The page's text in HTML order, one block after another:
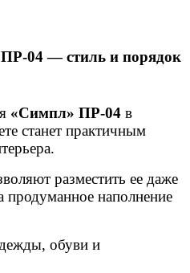
04 — стиль и порядок
«Симпл» ПР-04 в
станет практичным
разместить ее даже
наполнение
обуви и